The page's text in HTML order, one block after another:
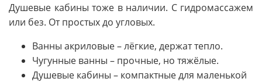
Душевые кабины тоже в наличии. С гидромассажем
или без. От простых до угловых.
Ванны акриловые – лёгкие, держат тепло.
Чугунные ванны – прочные, но тяжёлые.
Душевые кабины – компактные для маленькой